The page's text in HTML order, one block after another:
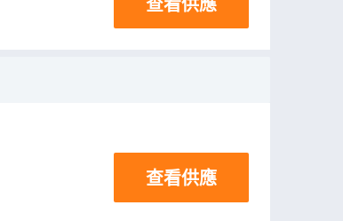
查看供應